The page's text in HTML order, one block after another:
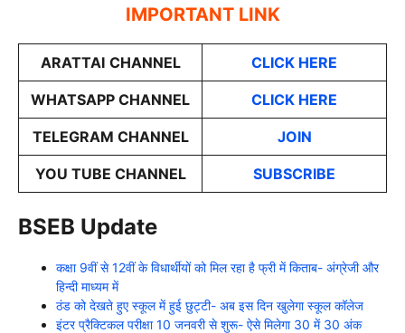
IMPORTANT LINK
ARATTAI CHANNEL CLICK HERE
WHATSAPP CHANNEL CLICK HERE
TELEGRAM CHANNEL JOIN
YOU TUBE CHANNEL SUBSCRIBE
BSEB Update
कक्षा 9वीं से 12वीं के विधार्थीयों को मिल रहा है फ्री में किताब- अंग्रेजी और
हिन्दी माध्यम में
ठंड को देखते हुए स्कूल में हुई छुट्टी- अब इस दिन खुलेगा स्कूल कॉलेज
इंटर प्रैक्टिकल परीक्षा 10 जनवरी से शुरू- ऐसे मिलेगा 30 में 30 अंक